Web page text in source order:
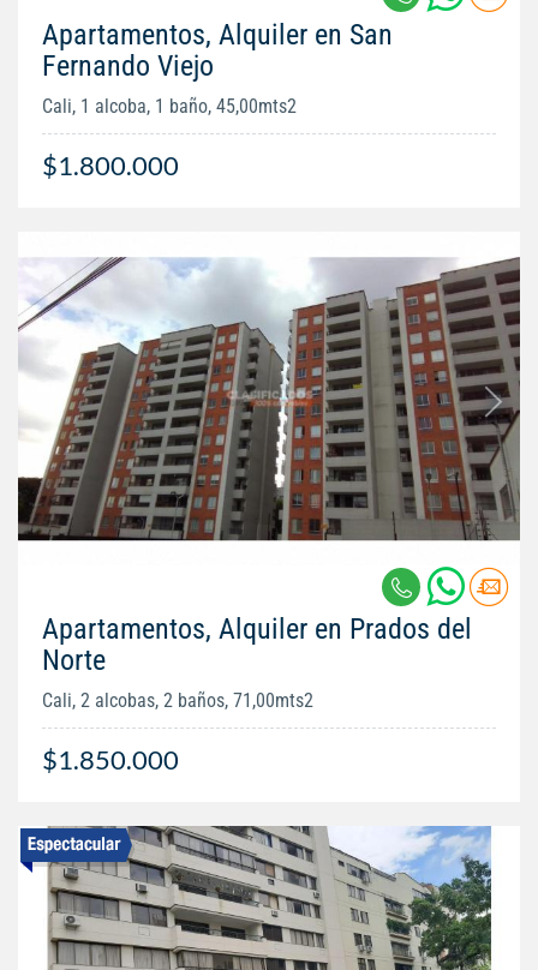
Apartamentos, Alquiler en San
Fernando Viejo
Cali, 1 alcoba, 1 baño, 45,00mts2
$1.800.000
Apartamentos, Alquiler en Prados del
Norte
Cali, 2 alcobas, 2 baños, 71,00mts2
$1.850.000